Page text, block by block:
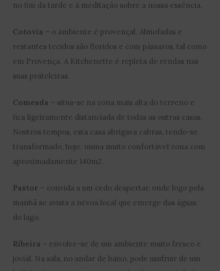
no fim da tarde e à meditação sobre a nossa essência.
Cotovia – o ambiente é provençal. Almofadas e
restantes tecidos são floridos e com pássaros, tal como
em Provença. A Kitchenette é repleta de rendas nas
suas prateleiras.
Comeada – situa-se na zona mais alta do terreno e
fica ligeiramente distanciada de todas as outras casas.
Noutros tempos, esta casa abrigava cabras, tendo-se
transformado, hoje, numa muito confortável zona com
aproximadamente 140m2.
Pastor – convida a um cedo despertar, onde logo pela
manhã se avista a névoa local que emerge das águas
do lago.
Ribeira – envolve-se de um ambiente muito fresco e
jovial. Na sala, no andar de baixo, pode usufruir de um